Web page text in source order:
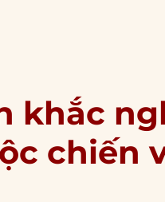
khắc
chiến